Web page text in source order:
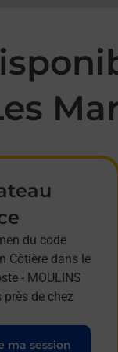
du code
Côtière dans le
- MOULINS
près de chez
ma session